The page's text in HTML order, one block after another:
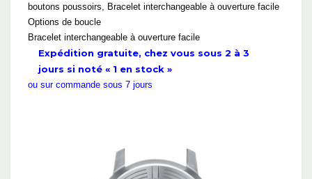
boutons poussoirs, Bracelet interchangeable à ouverture facile
Options de boucle
Bracelet interchangeable à ouverture facile
Expédition gratuite, chez vous sous 2 à 3
jours si noté « 1 en stock »
ou sur commande sous 7 jours